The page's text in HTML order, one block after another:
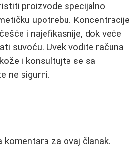
proizvode specijalno
upotrebu. Koncentracije
i najefikasnije, dok veće
suvoću. Uvek vodite računa
i konsultujte se sa
ne sigurni.
komentara za ovaj članak.